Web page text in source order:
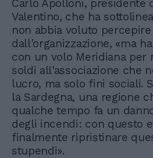
Carlo Apolloni, presidente
Valentino, che ha
non abbia voluto
dall'organizzazione, «ma
con un volo Meridiana per
soldi all'associazione che
lucro, ma solo fini sociali.
la Sardegna, una regione
qualche tempo fa un
degli incendi: con questo
finalmente ripristinare
stupendi».